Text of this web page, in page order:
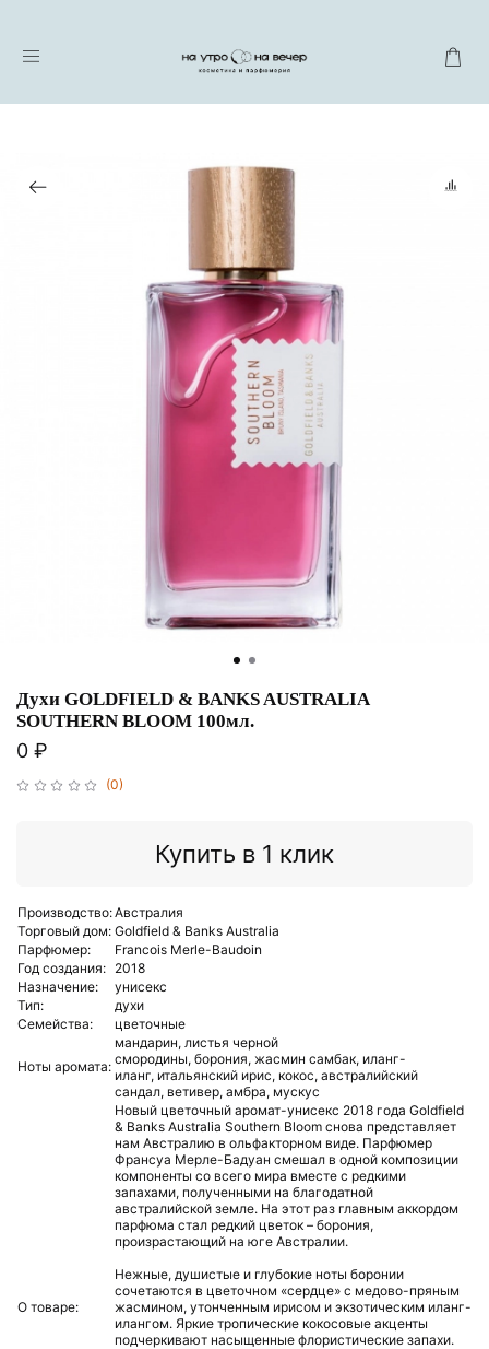
(0)
Духи GOLDFIELD & BANKS AUSTRALIA
SOUTHERN BLOOM 100мл.
0 ₽
Купить в 1 клик
Производство:Австралия
Торговый дом: Goldfield & Banks Australia
Парфюмер:
Francois Merle-Baudoin
Год создания: 2018
Назначение:
унисекс
Тип:
духи
Семейства:
цветочные
Ноты аромата:
мандарин, листья черной
смородины, борония, жасмин самбак, иланг-
иланг, итальянский ирис, кокос, австралийский
сандал, ветивер, амбра, мускус
О товаре:
Новый цветочный аромат-унисекс 2018 года Goldfield
& Banks Australia Southern Bloom снова представляет
нам Австралию в ольфакторном виде. Парфюмер
Франсуа Мерле-Бадуан смешал в одной композиции
компоненты со всего мира вместе с редкими
запахами, полученными на благодатной
австралийской земле. На этот раз главным аккордом
парфюма стал редкий цветок – борония,
произрастающий на юге Австралии.
Нежные, душистые и глубокие ноты боронии
сочетаются в цветочном «сердце» с медово-пряным
жасмином, утонченным ирисом и экзотическим иланг-
илангом. Яркие тропические кокосовые акценты
подчеркивают насыщенные флористические запахи.